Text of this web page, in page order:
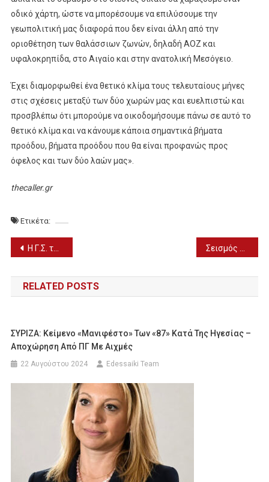
οδικό χάρτη, ώστε να μπορέσουμε να επιλύσουμε την
γεωπολιτική μας διαφορά που δεν είναι άλλη από την
οριοθέτηση των θαλάσσιων ζωνών, δηλαδή ΑΟΖ και
υφαλοκρηπίδα, στο Αιγαίο και στην ανατολική Μεσόγειο.
Έχει διαμορφωθεί ένα θετικό κλίμα τους τελευταίους μήνες
στις σχέσεις μεταξύ των δύο χωρών μας και ευελπιστώ και
προσβλέπω ότι μπορούμε να οικοδομήσουμε πάνω σε αυτό το
θετικό κλίμα και να κάνουμε κάποια σημαντικά βήματα
προόδου, βήματα προόδου που θα είναι προφανώς προς
όφελος και των δύο λαών μας».
thecaller.gr
Ετικέτα:
Πλοήγηση
άρθρων
Η Γ.Σ. της Ιστορικής και Λαογραφικής Εταιρείας Γιαννιτσών “Ο Φίλιππος” (19/7)
RELATED POSTS
ΣΥΡΙΖΑ: Κείμενο «μανιφέστο» Των «87» Κατά Της Ηγεσίας –
Αποχώρηση Από ΠΓ Με Αιχμές
22 Αυγούστου 2024 Edessaiki Team